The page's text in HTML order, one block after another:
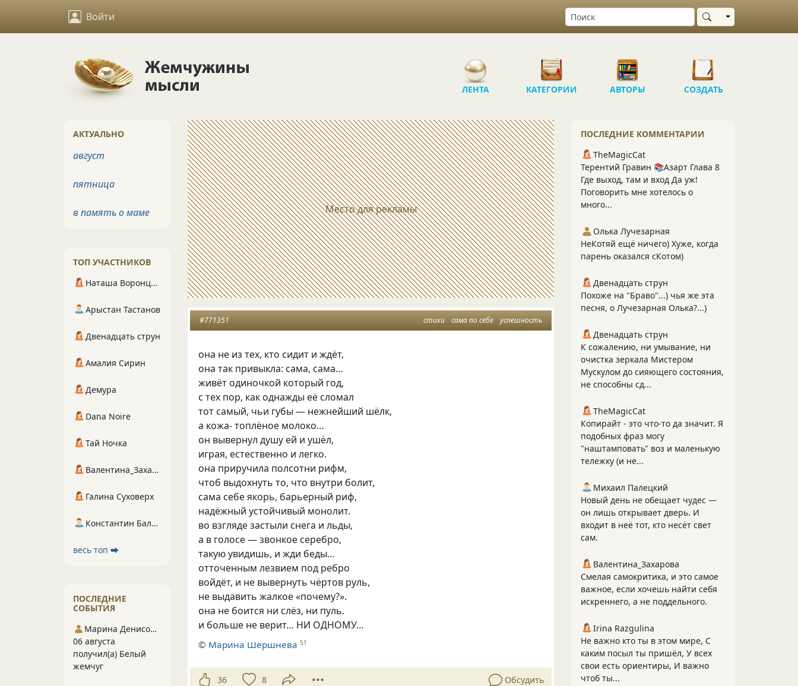
Войти Выбрать область
ЛЕНТА КАТЕГОРИИ АВТОРЫ СОЗДАТЬ
Место для рекламы
стихи сама по себе успешность
#771351
она не из тех, кто сидит и ждёт,
она так привыкла: сама, сама…
живёт одиночкой который год,
с тех пор, как однажды её сломал
тот самый, чьи губы — нежнейший шёлк,
а кожа- топлёное молоко…
он вывернул душу ей и ушёл,
играя, естественно и легко.
она приручила полсотни рифм,
чтоб выдохнуть то, что внутри болит,
сама себе якорь, барьерный риф,
надёжный устойчивый монолит.
во взгляде застыли снега и льды,
а в голосе — звонкое серебро,
такую увидишь, и жди беды…
отточенным лезвием под ребро
войдёт, и не вывернуть чёртов руль,
не выдавить жалкое«почему?».
она не боится ни слёз, ни пуль.
и больше не верит… НИ ОДНОМУ…
© Марина Шершнева 51
36 8 Обсудить
ПОСЛЕДНИЕ КОММЕНТАРИИ
TheMagicCat
Терентий Гравин 📚Азарт Глава 8
Где выход, там и вход Да уж!
Поговорить мне хотелось о
много...
Олька Лучезарная
НеКотяй ещё ничего) Хуже, когда
парень оказался сКотом)
Двенадцать струн
Похоже на "Браво"...) чья же эта
песня, о Лучезарная Олька?...)
Двенадцать струн
К сожалению, ни умывание, ни
очистка зеркала Мистером
Мускулом до сияющего состояния,
не способны сд...
TheMagicCat
Копирайт - это что-то да значит. Я
подобных фраз могу
"наштамповать" воз и маленькую
тележку (и не...
Михаил Палецкий
Новый день не обещает чудес —
он лишь открывает дверь. И
входит в неё тот, кто несёт свет
сам.
Валентина_Захарова
Смелая самокритика, и это самое
важное, если хочешь найти себя
искреннего, а не поддельного.
Irina Razgulina
Не важно кто ты в этом мире, С
каким посыл ты пришёл, У всех
свои есть ориентиры, И важно
чтоб ты...
АКТУАЛЬНО
август
пятница
в память о маме
ТОП УЧАСТНИКОВ
Наташа Воронцова
Арыстан Тастанов
Двенадцать струн
Амалия Сирин
Демура
Dana Noire
Тай Ночка
Валентина_Захарова
Галина Суховерх
Константин Балухта
весь топ ⮕
ПОСЛЕДНИЕ
СОБЫТИЯ
Марина Денисова 5
06 августа
получил(а) Белый
жемчуг